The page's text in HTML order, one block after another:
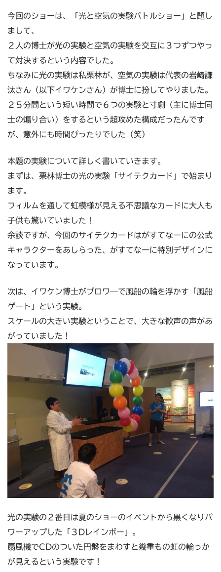
今回のショーは、「光と空気の実験バトルショー」と題し
まして、
２人の博士が光の実験と空気の実験を交互に３つずつやっ
て対決するという内容でした。
ちなみに光の実験は私栗林が、空気の実験は代表の岩崎謙
汰さん（以下イワケンさん）が博士に扮してやりました。
２５分間という短い時間で６つの実験と寸劇（主に博士同
士の煽り合い）をするという超攻めた構成だったんです
が、意外にも時間ぴったりでした（笑）
本題の実験について詳しく書いていきます。
まずは、栗林博士の光の実験「サイテクカード」で始まり
ます。
フィルムを通して虹模様が見える不思議なカードに大人も
子供も驚いていました！
余談ですが、今回のサイテクカードはがすてなーにの公式
キャラクターをあしらった、がすてなーに特別デザインに
なっています。
次は、イワケン博士がブロワ―で風船の輪を浮かす「風船
ゲート」という実験。
スケールの大きい実験ということで、大きな歓声の声があ
がっていました！
光の実験の２番目は夏のショーのイベントから黒くなりパ
ワーアップした「３Dレインボー」。
扇風機でCDのついた円盤をまわすと幾重もの虹の輪っか
が見えるという実験です！